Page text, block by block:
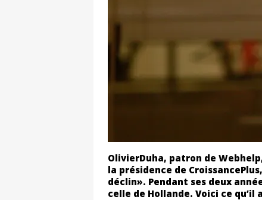
OlivierDuha, patron de
la présidence de
déclin». Pendant ses deux
celle de Hollande. Voici ce